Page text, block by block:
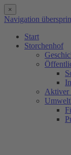
×
Navigation
Start
Storchenhof
Aktiver